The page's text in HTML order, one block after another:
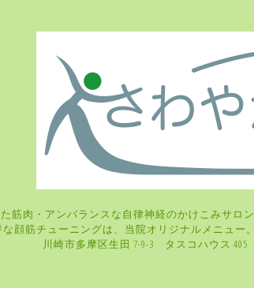
筋肉・アンバランスな自律神経のかけこみサロ
な顔筋チューニングは、当院オリジナルメニ
川崎市多摩区生田 7-9-3 タスコハウス 405